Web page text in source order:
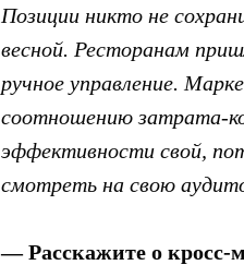
Позиции никто не
весной. Ресторанам
ручное управление.
соотношению затрата-
эффективности свой,
смотреть на свою
— Расскажите о кросс-